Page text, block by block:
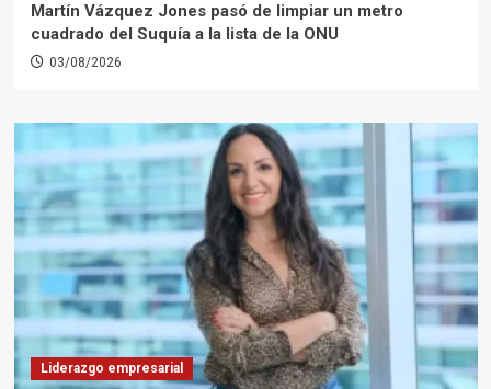
Martín Vázquez Jones pasó de limpiar un metro
cuadrado del Suquía a la lista de la ONU
03/08/2026
Liderazgo empresarial